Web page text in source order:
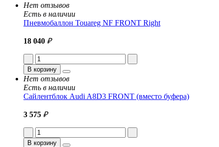
Нет отзывов
Есть в наличии
Пневмобаллон Touareg NF FRONT Right
18 040 ₽
В корзину
Нет отзывов
Есть в наличии
Сайлентблок Audi A8D3 FRONT (вместо буфера)
3 575 ₽
В корзину